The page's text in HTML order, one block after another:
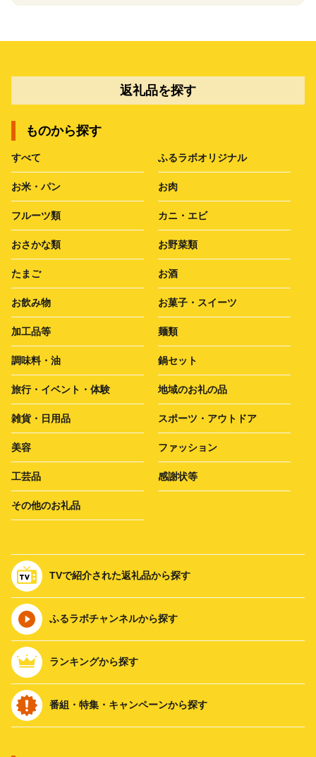
返礼品を探す
ものから探す
すべて ふるラボオリジナル
お米・パン お肉
フルーツ類 カニ・エビ
おさかな類 お野菜類
たまご お酒
お飲み物 お菓子・スイーツ
加工品等 麺類
調味料・油 鍋セット
旅行・イベント・体験 地域のお礼の品
雑貨・日用品 スポーツ・アウトドア
美容 ファッション
工芸品 感謝状等
その他のお礼品
TVで紹介された返礼品から探す
ふるラボチャンネルから探す
ランキングから探す
番組・特集・キャンペーンから探す